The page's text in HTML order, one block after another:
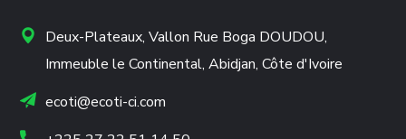
Deux-Plateaux, Vallon Rue Boga DOUDOU,
Immeuble le Continental, Abidjan, Côte d'Ivoire
ecoti@ecoti-ci.com